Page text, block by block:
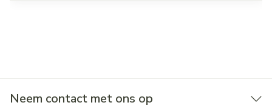
Neem contact met ons op